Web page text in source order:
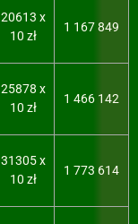
20613 x
10 zł
1 167 849
25878 x
10 zł
1 466 142
31305 x
10 zł
1 773 614